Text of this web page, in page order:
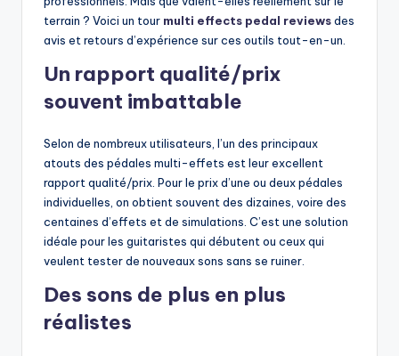
terrain ? Voici un tour multi effects pedal reviewsdes
avis et retours d’expérience sur ces outils tout-en-un.
Un rapport qualité/prix
souvent imbattable
Selon de nombreux utilisateurs, l’un des principaux
atouts des pédales multi-effets est leur excellent
rapport qualité/prix. Pour le prix d’une ou deux pédales
individuelles, on obtient souvent des dizaines, voire des
centaines d’effets et de simulations. C’est une solution
idéale pour les guitaristes qui débutent ou ceux qui
veulent tester de nouveaux sons sans se ruiner.
Des sons de plus en plus
réalistes